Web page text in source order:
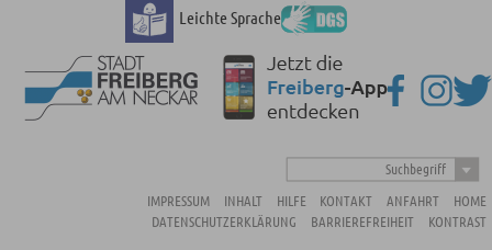
Leichte Sprache
Suchbegriff
IMPRESSUM
INHALT HILFE KONTAKT ANFAHRT
HOME
DATENSCHUTZERKLÄRUNG
BARRIEREFREIHEIT KONTRAST